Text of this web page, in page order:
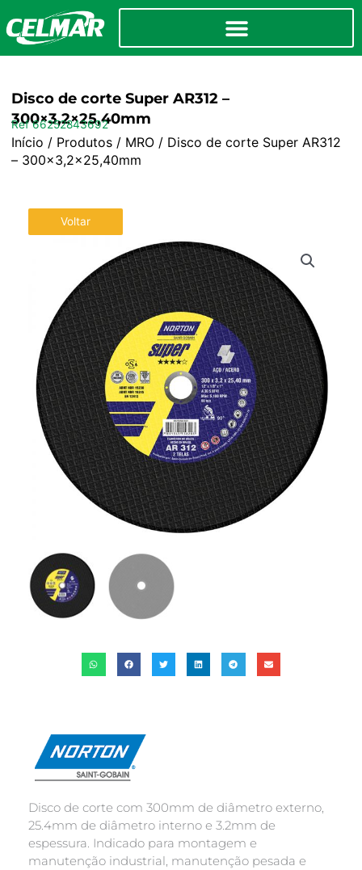
Disco de corte Super AR312 –
300×3,2×25,40mm
Ref 66252843692
Início / Produtos/ MRO/ Disco de corte Super AR312
– 300×3,2×25,40mm
Voltar
Disco de corte com 300mm de diâmetro externo,
25.4mm de diâmetro interno e 3.2mm de
espessura. Indicado para montagem e
manutenção industrial, manutenção pesada e